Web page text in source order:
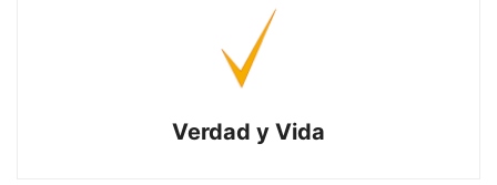
Verdad y Vida